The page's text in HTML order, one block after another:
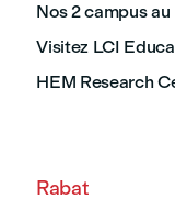
Nos 2 campus
Visitez LCI
HEM Research
Rabat